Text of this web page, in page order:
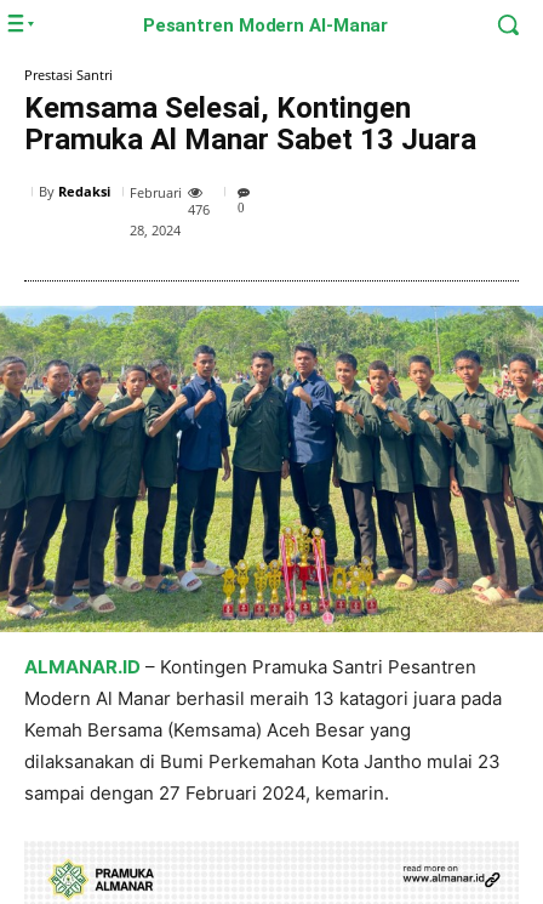
Pesantren Modern Al-Manar
Prestasi Santri
Kemsama Selesai, Kontingen
Pramuka Al Manar Sabet 13 Juara
By Redaksi Februari
28, 2024
476 0
ALMANAR.ID – Kontingen Pramuka Santri Pesantren
Modern Al Manar berhasil meraih 13 katagori juara pada
Kemah Bersama (Kemsama) Aceh Besar yang
dilaksanakan di Bumi Perkemahan Kota Jantho mulai 23
sampai dengan 27 Februari 2024, kemarin.